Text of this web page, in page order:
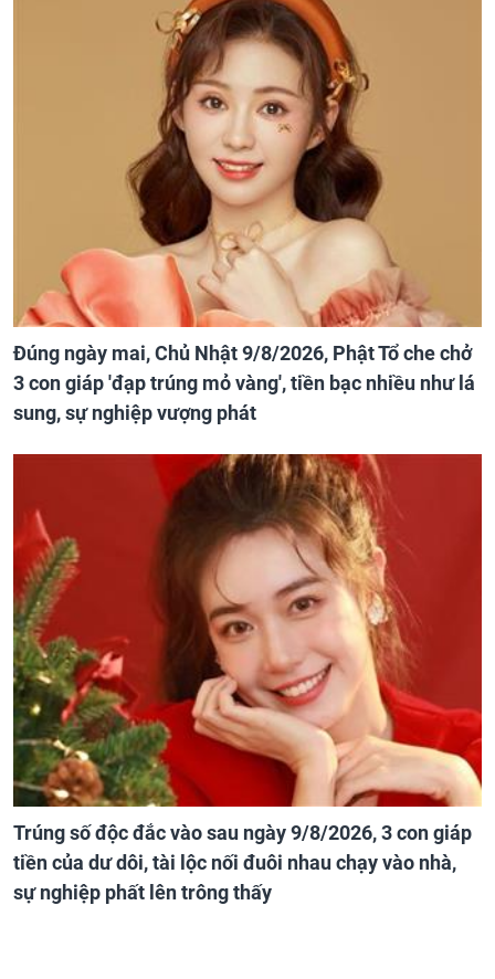
Đúng ngày mai, Chủ Nhật 9/8/2026, Phật Tổ che chở
3 con giáp 'đạp trúng mỏ vàng', tiền bạc nhiều như lá
sung, sự nghiệp vượng phát
Trúng số độc đắc vào sau ngày 9/8/2026, 3 con giáp
tiền của dư dôi, tài lộc nối đuôi nhau chạy vào nhà,
sự nghiệp phất lên trông thấy